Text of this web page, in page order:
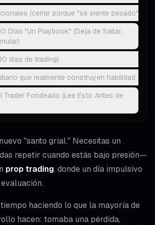
(cerrar porque "se siente pesado")
Días "Un Playbook" (Deja de Saltar,
días de trading)
que realmente construyen habilidad
Trader Fondeado (Lee Esto Antes de
"santo grial." Necesitas un
repetir cuando estás bajo presión—
prop trading, donde un día impulsivo
haciendo lo que la mayoría de
hacen: tomaba una pérdida,